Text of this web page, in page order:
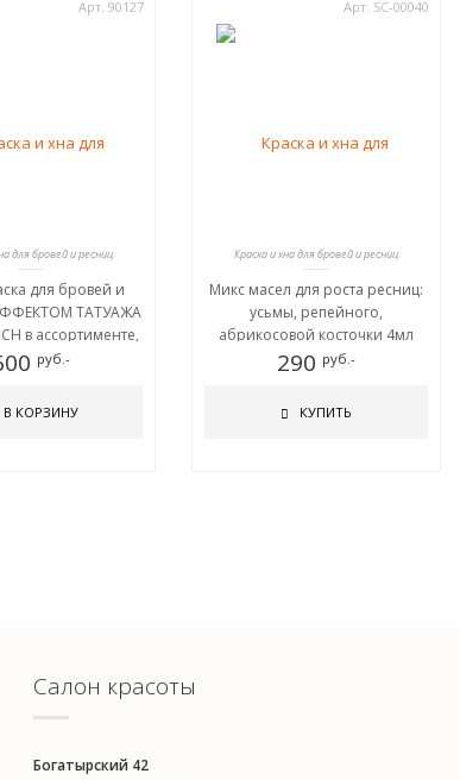
Арт. 90127
для бровей и ресниц
для бровей и
ТАТУАЖА
в ассортименте,
30+20 мл
руб.-
В КОРЗИНУ
Арт. SC-00040
Краска и хна для бровей и ресниц
Микс масел для роста ресниц:
усьмы, репейного,
абрикосовой косточки 4мл
290 руб.-
КУПИТЬ
Салон красоты
Богатырский 42